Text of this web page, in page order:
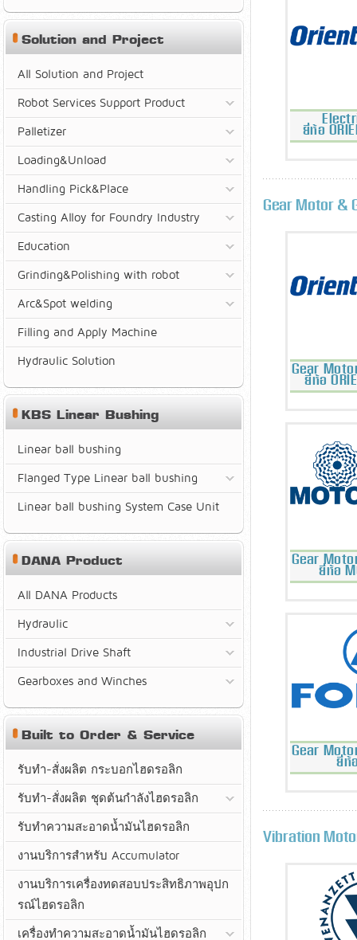
ยี่ห้อ
Gear Motor &
Gear
ยี่ห้อ
Gear
ยี่ห้อ
Gear
ยี่ห้
Vibration
Solution and Project
All Solution and Project
Robot Services Support Product
Palletizer
Loading&Unload
Handling Pick&Place
Casting Alloy for Foundry Industry
Education
Grinding&Polishing with robot
Arc&Spot welding
Filling and Apply Machine
Hydraulic Solution
KBS Linear Bushing
Linear ball bushing
Flanged Type Linear ball bushing
Linear ball bushing System Case Unit
DANA Product
All DANA Products
Hydraulic
Industrial Drive Shaft
Gearboxes and Winches
Built to Order & Service
รับทำ-สั่งผลิต กระบอกไฮดรอลิก
รับทำ-สั่งผลิต ชุดต้นกำลังไฮดรอลิก
รับทำความสะอาดน้ำมันไฮดรอลิก
งานบริการสำหรับ Accumulator
งานบริการเครื่องทดสอบประสิทธิภาพอุปก
รณ์ไฮดรอลิก
เครื่องทำความสะอาดน้ำมันไฮดรอลิก